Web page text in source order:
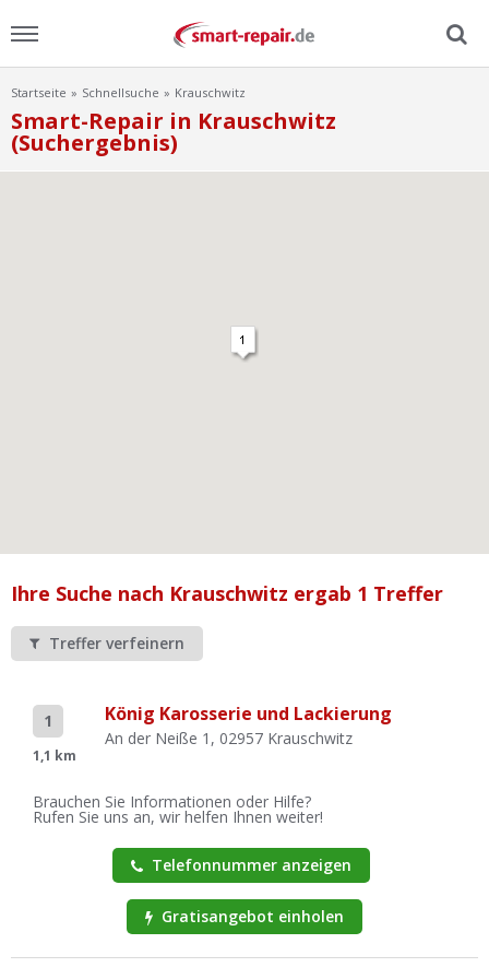
Menu
Home
Werkstatt Login
Startseite Schnellsuche Krauschwitz
Smart-Repair in Krauschwitz
(Suchergebnis)
Ihre Suche nach Krauschwitz ergab 1 Treffer
Treffer verfeinern
1
1,1 km
König Karosserie und Lackierung
An der Neiße 1, 02957 Krauschwitz
Brauchen Sie Informationen oder Hilfe?
Rufen Sie uns an, wir helfen Ihnen weiter!
Telefonnummer anzeigen
Gratisangebot einholen